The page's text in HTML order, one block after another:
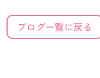
ブログ一覧に戻る